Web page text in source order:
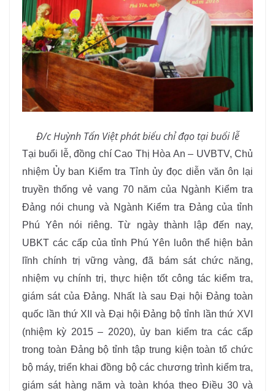
Đ/c Huỳnh Tấn Việt phát biểu chỉ đạo tại buổi lễ
Tại buổi lễ, đồng chí Cao Thị Hòa An – UVBTV, Chủ
nhiệm Ủy ban Kiểm tra Tỉnh ủy đọc diễn văn ôn lại
truyền thống vẻ vang 70 năm của Ngành Kiểm tra
Đảng nói chung và Ngành Kiểm tra Đảng của tỉnh
Phú Yên nói riêng. Từ ngày thành lập đến nay,
UBKT các cấp của tỉnh Phú Yên luôn thể hiện bản
lĩnh chính trị vững vàng, đã bám sát chức năng,
nhiệm vụ chính trị, thực hiện tốt công tác kiểm tra,
giám sát của Đảng. Nhất là sau Đại hội Đảng toàn
quốc lần thứ XII và Đại hội Đảng bộ tỉnh lần thứ XVI
(nhiệm kỳ 2015 – 2020), ủy ban kiểm tra các cấp
trong toàn Đảng bộ tỉnh tập trung kiện toàn tổ chức
bộ máy, triển khai đồng bộ các chương trình kiểm tra,
giám sát hàng năm và toàn khóa theo Điều 30 và